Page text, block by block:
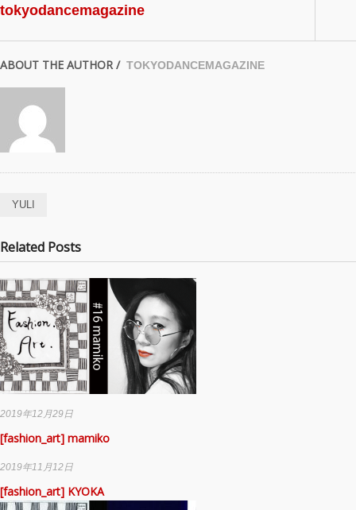
tokyodancemagazine
ABOUT THE AUTHOR / TOKYODANCEMAGAZINE
YULI
Related Posts
2019年12月29日
[fashion_art] mamiko
2019年11月12日
[fashion_art] KYOKA